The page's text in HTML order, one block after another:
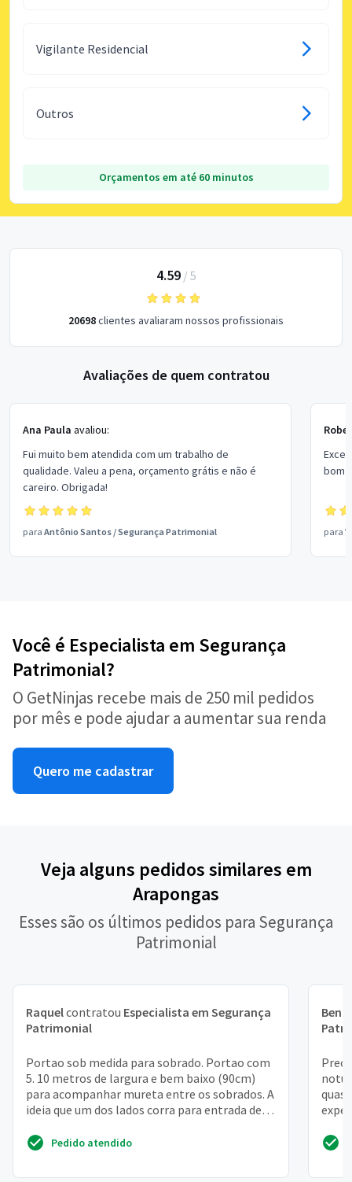
Vigilante Residencial
Outros
Orçamentos em até 60 minutos
4.59/ 5
20698clientes avaliaram nossos profissionais
Avaliações de quem contratou
Ana Paula avaliou:
Fui muito bem atendida com um trabalho de
qualidade. Valeu a pena, orçamento grátis e não é
careiro. Obrigada!
para Antônio Santos /Segurança Patrimonial
bom
para
Você é Especialista em Segurança
Patrimonial?
O GetNinjas recebe mais de 250 mil pedidos
por mês e pode ajudar a aumentar sua renda
Quero me cadastrar
Veja alguns pedidos similares em
Arapongas
Esses são os últimos pedidos para Segurança
Patrimonial
Raquelcontratou Especialista em Segurança
Patrimonial
Portao sob medida para sobrado. Portao com
5. 10 metros de largura e bem baixo (90cm)
para acompanhar mureta entre os sobrados. A
ideia que um dos lados corra para entrada de
Pedido atendido